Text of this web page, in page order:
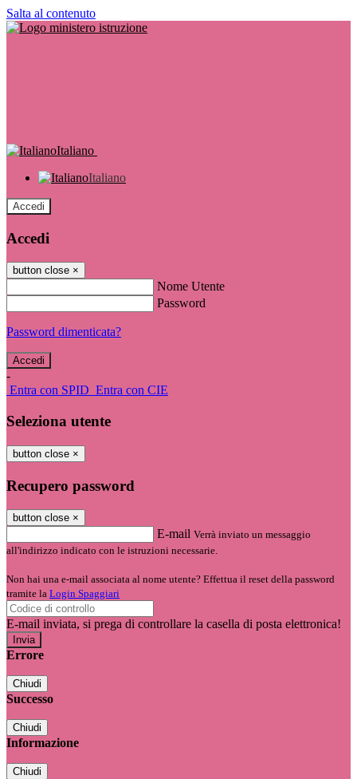
Salta al contenuto
Italiano
Italiano
Accedi
Accedi
button close ×
Nome Utente
Password
Password dimenticata?
-
Entra con SPID Entra con CIE
Seleziona utente
button close ×
Recupero password
button close ×
E-mail Verrà inviato un messaggio
all'indirizzo indicato con le istruzioni necessarie.
Non hai una e-mail associata al nome utente? Effettua il reset della password
tramite la Login Spaggiari
E-mail inviata, si prega di controllare la casella di posta elettronica!
Errore
Chiudi
Successo
Chiudi
Informazione
Chiudi